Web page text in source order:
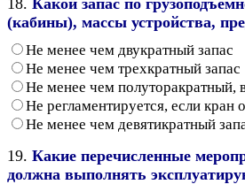
(кабины), массы устройства,
Не менее чем двукратный запас
Не менее чем трехкратный запас
Не менее чем полуторакратный,
Не регламентируется, если
Не менее чем девятикратный
19. Какие перечисленные
должна выполнять